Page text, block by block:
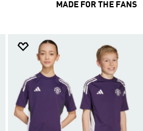
MADE FOR THE FANS